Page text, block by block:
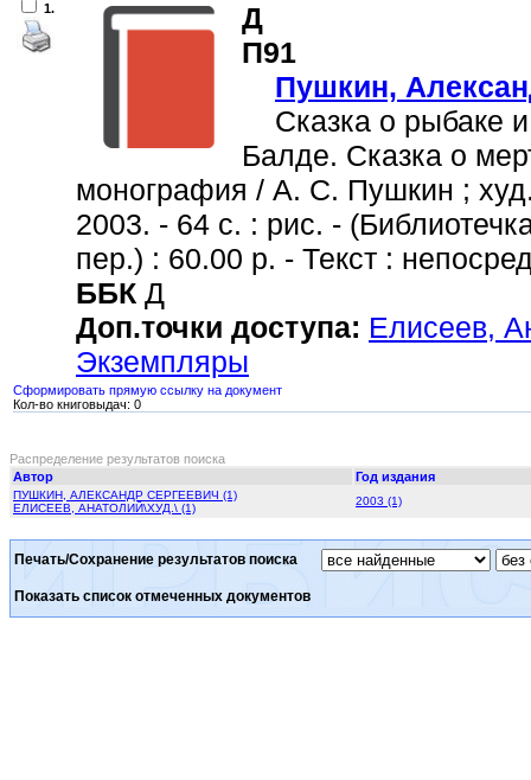
1.
Д
П91
Пушкин,
Сказка о рыбаке и
Балде. Сказка о
монография / А. С. Пушкин ;
2003. - 64 с. : рис. -
пер.) : 60.00 р. - Текст :
ББК Д
Доп.точки доступа: Елисеев,
Экземпляры
Сформировать прямую ссылку на документ
Кол-во книговыдач: 0
Распределение результатов поиска
Автор
Год издания
ПУШКИН, АЛЕКСАНДР СЕРГЕЕВИЧ (1)
ЕЛИСЕЕВ, АНАТОЛИЙ\ХУД.\ (1)
2003 (1)
Печать/Сохранение результатов поиска
Показать список отмеченных документов